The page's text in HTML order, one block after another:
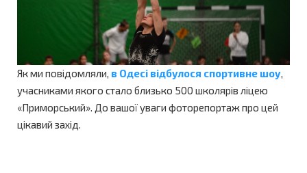
Як ми повідомляли, в Одесі відбулося спортивне шоу,
учасниками якого стало близько 500 школярів ліцею
«Приморський». До вашої уваги фоторепортаж про цей
цікавий захід.